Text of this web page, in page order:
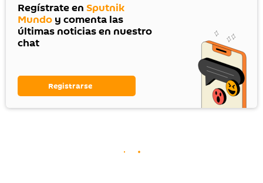
Regístrate en Sputnik
Mundo y comenta las
últimas noticias en nuestro
chat
Registrarse